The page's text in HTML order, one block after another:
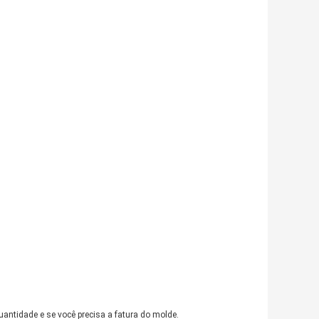
e se você precisa a fatura do molde.